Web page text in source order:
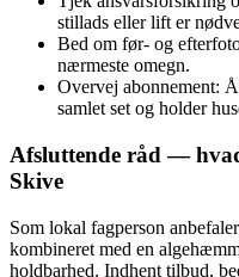
stillads eller lift er
Bed om før‑ og
nærmeste omegn.
Overvej abonnement:
samlet set og holder
Afsluttende råd —
Skive
Som lokal fagperson
kombineret med en
holdbarhed. Indhent tilbud,